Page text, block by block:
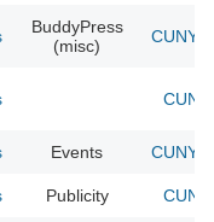
BuddyPress
(misc)
CUNY
Events CUNY
Publicity